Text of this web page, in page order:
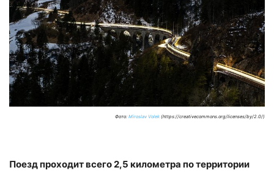
Фото: Miroslav Volek (https://creativecommons.org/licenses/by/2.0/)
Поезд проходит всего 2,5 километра по территории